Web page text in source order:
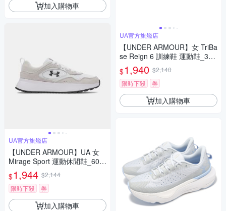
加入購物車
UA官方旗艦店
【UNDER ARMOUR】UA 女
Mirage Sport 運動休閒鞋_600
5798-101
$1,944 $2,144
限時下殺
券
加入購物車
UA官方旗艦店
【UNDER ARMOUR】女 TriBa
se Reign 6 訓練鞋 運動鞋_302
7342-001
$1,940 $2,140
限時下殺
券
加入購物車